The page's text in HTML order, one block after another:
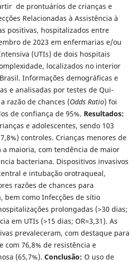
de prontuários de crianças e
Relacionadas à Assistência à
positivas, hospitalizados entre
de 2023 em enfermarias e/ou
(UTIs) de dois hospitais
localizados no interior
Informações demográficas e
e analisadas por testes de Qui-
razão de chances (Odds Ratio) foi
de confiança de 95%. Resultados:
e adolescentes, sendo 103
controles. Crianças menores de
maioria, com tendência de maior
bacteriana. Dispositivos invasivos
e intubação orotraqueal,
razões de chances para
bem como Infecções de sítio
prolongadas (>30 dias;
em UTIs (>15 dias; OR=3,31). As
prevaleceram, com destaque para
com 76,8% de resistência e
(65,7%). Conclusão: O uso de